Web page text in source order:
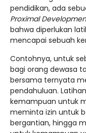
pendidikan, ada
Proximal
bahwa diperlukan
mencapai sebuah
Contohnya, untuk
bagi orang dewasa
bersama ternyata
pendahuluan.
kemampuan untuk
meminta izin untuk
bergantian, hingga